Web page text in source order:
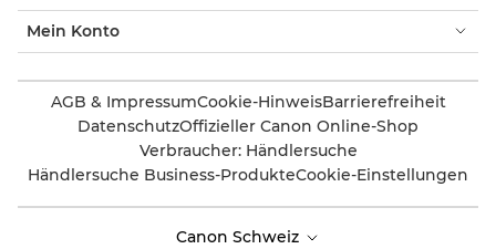
Mein Konto
AGB & ImpressumCookie-HinweisBarrierefreiheit
DatenschutzOffizieller Canon Online-Shop
Verbraucher: Händlersuche
Händlersuche Business-ProdukteCookie-Einstellungen
Canon Schweiz